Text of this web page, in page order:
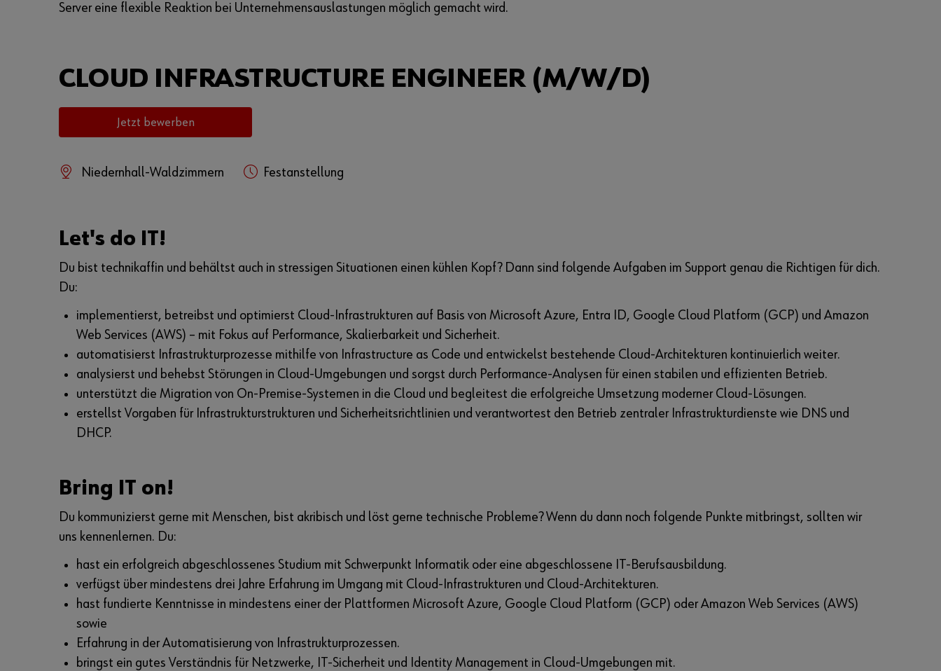
Server eine flexible Reaktion bei Unternehmensauslastungen möglich gemacht wird.
CLOUD INFRASTRUCTURE ENGINEER (M/W/D)
Jetzt bewerben
Niedernhall-Waldzimmern Festanstellung
Let's do IT!
Du bist technikaffin und behältst auch in stressigen Situationen einen kühlen Kopf? Dann sind folgende Aufgaben im Support genau die Richtigen für dich.
Du:
implementierst, betreibst und optimierst Cloud-Infrastrukturen auf Basis von Microsoft Azure, Entra ID, Google Cloud Platform (GCP) und Amazon
Web Services (AWS) – mit Fokus auf Performance, Skalierbarkeit und Sicherheit.
automatisierst Infrastrukturprozesse mithilfe von Infrastructure as Code und entwickelst bestehende Cloud-Architekturen kontinuierlich weiter.
analysierst und behebst Störungen in Cloud-Umgebungen und sorgst durch Performance-Analysen für einen stabilen und effizienten Betrieb.
unterstützt die Migration von On-Premise-Systemen in die Cloud und begleitest die erfolgreiche Umsetzung moderner Cloud-Lösungen.
erstellst Vorgaben für Infrastrukturstrukturen und Sicherheitsrichtlinien und verantwortest den Betrieb zentraler Infrastrukturdienste wie DNS und
DHCP.
Bring IT on!
Du kommunizierst gerne mit Menschen, bist akribisch und löst gerne technische Probleme? Wenn du dann noch folgende Punkte mitbringst, sollten wir
uns kennenlernen. Du:
hast ein erfolgreich abgeschlossenes Studium mit Schwerpunkt Informatik oder eine abgeschlossene IT-Berufsausbildung.
verfügst über mindestens drei Jahre Erfahrung im Umgang mit Cloud-Infrastrukturen und Cloud-Architekturen.
hast fundierte Kenntnisse in mindestens einer der Plattformen Microsoft Azure, Google Cloud Platform (GCP) oder Amazon Web Services (AWS)
sowie
Erfahrung in der Automatisierung von Infrastrukturprozessen.
bringst ein gutes Verständnis für Netzwerke, IT-Sicherheit und Identity Management in Cloud-Umgebungen mit.